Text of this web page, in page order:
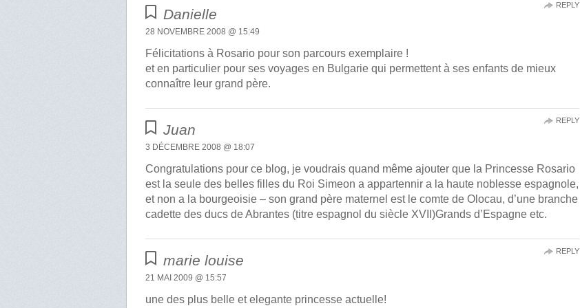
Danielle
28 NOVEMBRE 2008 @ 15:49
Félicitations à Rosario pour son parcours exemplaire !
et en particulier pour ses voyages en Bulgarie qui permettent à ses enfants de mieux
connaître leur grand père.
REPLY
Juan
3 DÉCEMBRE 2008 @ 18:07
Congratulations pour ce blog, je voudrais quand même ajouter que la Princesse Rosario
est la seule des belles filles du Roi Simeon a appartennir a la haute noblesse espagnole,
et non a la bourgeoisie – son grand père maternel est le comte de Olocau, d’une branche
cadette des ducs de Abrantes (titre espagnol du siècle XVII)Grands d’Espagne etc.
REPLY
marie louise
21 MAI 2009 @ 15:57
une des plus belle et elegante princesse actuelle!
REPLY